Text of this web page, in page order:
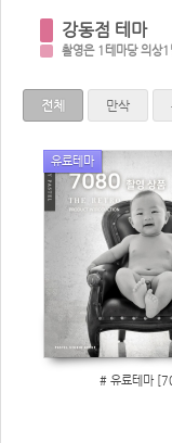
강동점 테마
촬영은 1테마당 의상
전체 만삭
유료테마
# 유료테마